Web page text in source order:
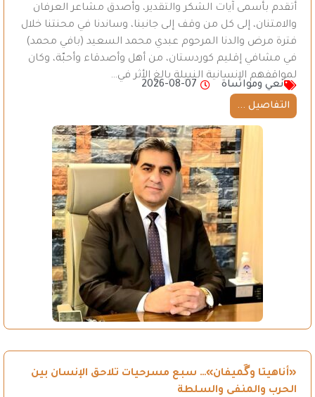
أتقدم بأسمى آيات الشكر والتقدير، وأصدق مشاعر العرفان
والامتنان، إلى كل من وقف إلى جانبنا، وساندنا في محنتنا خلال
فترة مرض والدنا المرحوم عبدي محمد السعيد (بافي محمد)
في مشافي إقليم كوردستان، من أهل وأصدقاء وأحبّة، وكان
لمواقفهم الإنسانية النبيلة بالغ الأثر في…
نعي ومواساة
2026-08-07
التفاصيل ...
«أناهيتا وگَميفان»… سبع مسرحيات تلاحق الإنسان بين
الحرب والمنفى والسلطة